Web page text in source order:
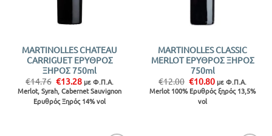
MARTINOLLES CHATEAU
CARRIGUET ΕΡΥΘΡΟΣ
ΞΗΡΟΣ 750ml
€14.76 Original
price
was:
€14.76.
€13.28Η
τρέχουσα
τιμή
είναι:
με Φ.Π.Α.
Merlot, Syrah, Cabernet Sauvignon
Ερυθρός Ξηρός 14% vol
MARTINOLLES CLASSIC
MERLOT ΕΡΥΘΡΟΣ ΞΗΡΟΣ
750ml
€12.00 Original
price
was:
€12.00.
€10.80Η
τρέχουσα
τιμή
με Φ.Π.Α.
Merlot 100% Ερυθρός ξηρός 13,5%
vol